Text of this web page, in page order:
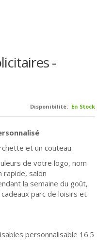
-
Disponibilité: En Stock
et un couteau
de votre logo, nom
rapide, salon
la semaine du goût,
parc de loisirs et
personnalisable 16.5